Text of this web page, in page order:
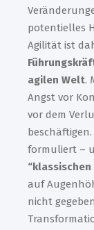
potentielles
Agilität ist
agilen Welt.
Angst vor
vor dem
formuliert –
“klassischen
auf
nicht